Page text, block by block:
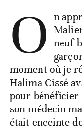
O n
neuf
moment où je
Halima Cissé
pour bénéficier
son médecin
était enceinte